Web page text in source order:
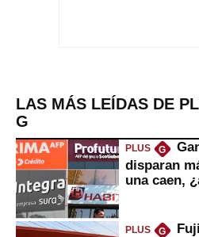
LAS MÁS LEÍDAS DE
G
PLUS G
disparan
una caen,
PLUS G